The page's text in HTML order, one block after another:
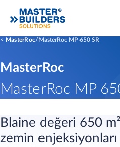
MasterRoc MasterRoc MP 650 SR
MasterRoc
MasterRoc MP
Blaine değeri 650
zemin enjeksiyonları